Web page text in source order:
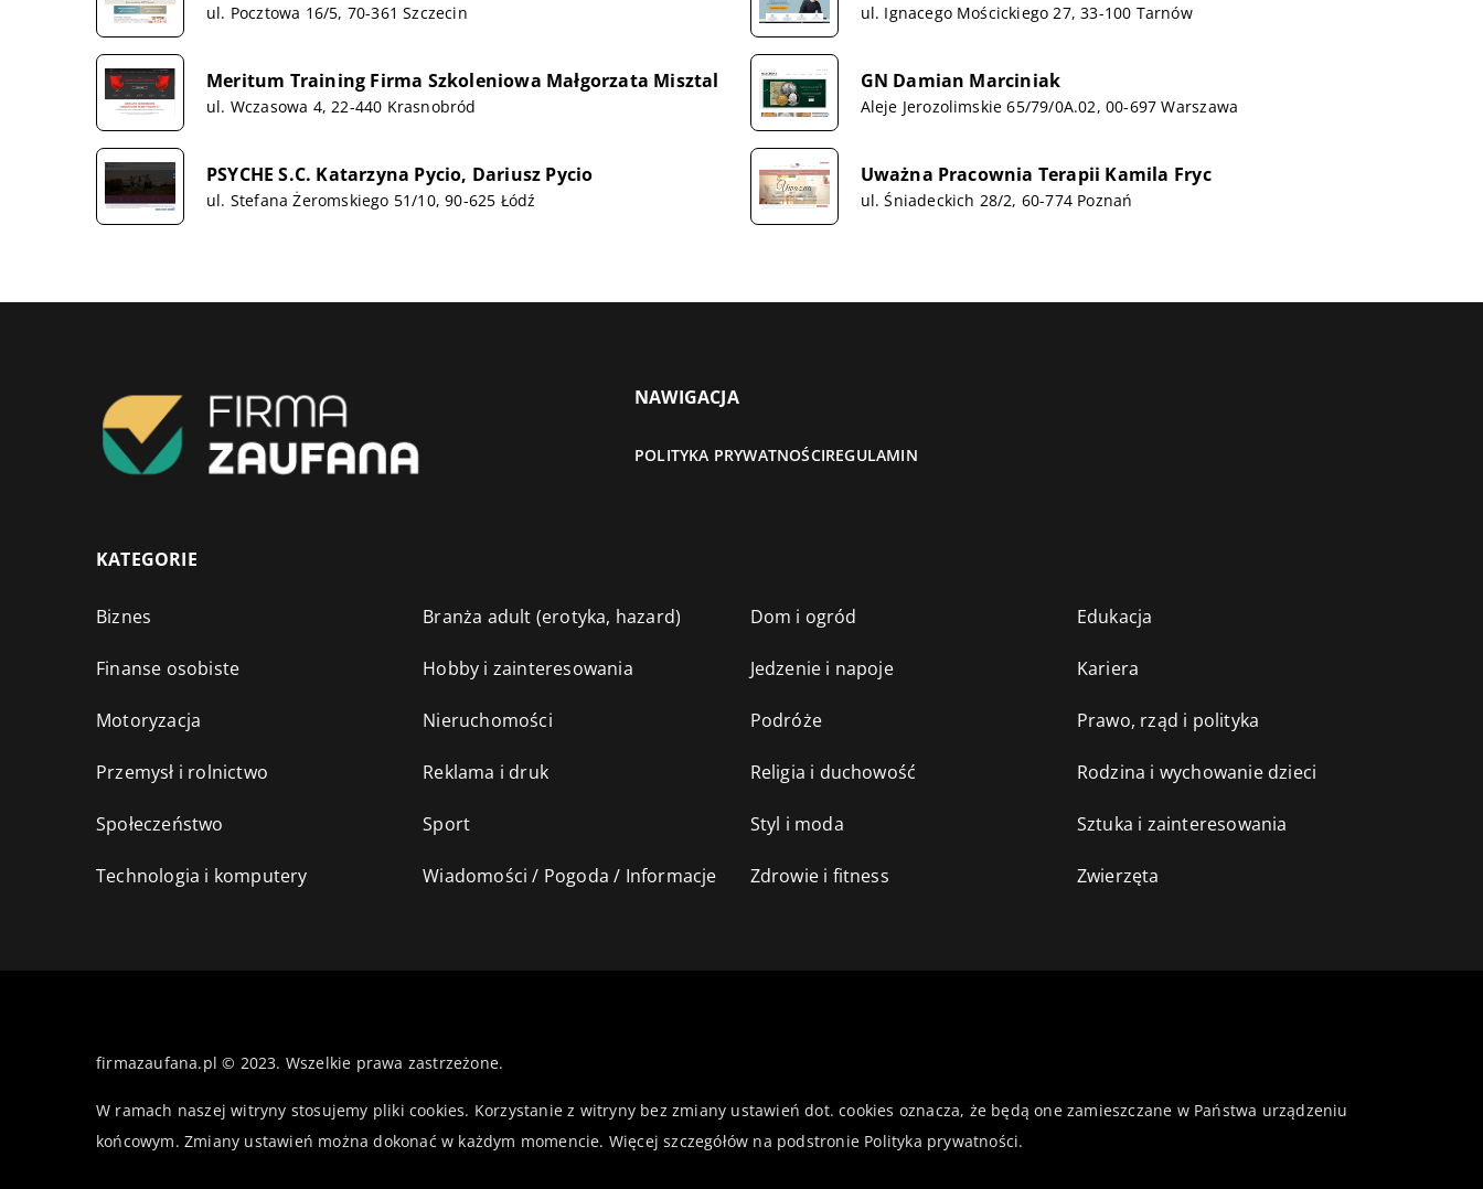
ul. Pocztowa 16/5, 70-361 Szczecin ul. Ignacego Mościckiego 27, 33-100 Tarnów
Meritum Training Firma Szkoleniowa Małgorzata Misztal
ul. Wczasowa 4, 22-440 Krasnobród
GN Damian Marciniak
Aleje Jerozolimskie 65/79/0A.02, 00-697 Warszawa
PSYCHE S.C. Katarzyna Pycio, Dariusz Pycio
ul. Stefana Żeromskiego 51/10, 90-625 Łódź
Uważna Pracownia Terapii Kamila Fryc
ul. Śniadeckich 28/2, 60-774 Poznań
NAWIGACJA
POLITYKA PRYWATNOŚCIREGULAMIN
KATEGORIE
Biznes Branża adult (erotyka, hazard) Dom i ogród Edukacja
Finanse osobiste Hobby i zainteresowania Jedzenie i napoje Kariera
Motoryzacja Nieruchomości Podróże Prawo, rząd i polityka
Przemysł i rolnictwo Reklama i druk Religia i duchowość Rodzina i wychowanie dzieci
Społeczeństwo Sport Styl i moda Sztuka i zainteresowania
Technologia i komputery Wiadomości / Pogoda / Informacje Zdrowie i fitness Zwierzęta
firmazaufana.pl © 2023. Wszelkie prawa zastrzeżone.
W ramach naszej witryny stosujemy pliki cookies. Korzystanie z witryny bez zmiany ustawień dot. cookies oznacza, że będą one zamieszczane w Państwa urządzeniu
końcowym. Zmiany ustawień można dokonać w każdym momencie. Więcej szczegółów na podstronie Polityka prywatności.